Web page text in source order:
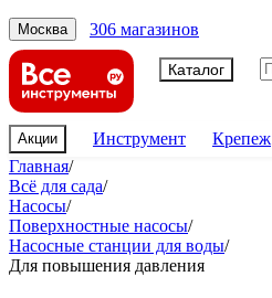
Москва 306 магазинов
Каталог
Акции Инструмент Крепеж
Главная/
Всё для сада/
Насосы/
Поверхностные насосы/
Насосные станции для воды/
Для повышения давления